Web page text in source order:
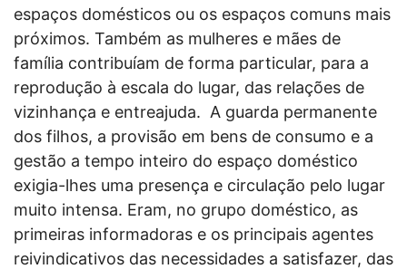
espaços domésticos ou os espaços comuns mais
próximos. Também as mulheres e mães de
família contribuíam de forma particular, para a
reprodução à escala do lugar, das relações de
vizinhança e entreajuda. A guarda permanente
dos filhos, a provisão em bens de consumo e a
gestão a tempo inteiro do espaço doméstico
exigia-lhes uma presença e circulação pelo lugar
muito intensa. Eram, no grupo doméstico, as
primeiras informadoras e os principais agentes
reivindicativos das necessidades a satisfazer, das